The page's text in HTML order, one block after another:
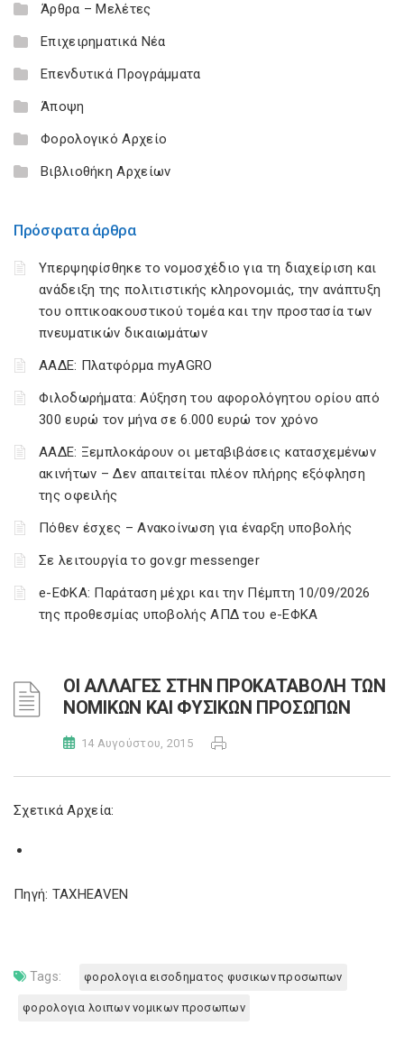
Άρθρα – Μελέτες
Επιχειρηματικά Νέα
Επενδυτικά Προγράμματα
Άποψη
Φορολογικό Αρχείο
Βιβλιοθήκη Αρχείων
Πρόσφατα άρθρα
Υπερψηφίσθηκε το νομοσχέδιο για τη διαχείριση και
ανάδειξη της πολιτιστικής κληρονομιάς, την ανάπτυξη
του οπτικοακουστικού τομέα και την προστασία των
πνευματικών δικαιωμάτων
ΑΑΔΕ: Πλατφόρμα myAGRO
Φιλοδωρήματα: Αύξηση του αφορολόγητου ορίου από
300 ευρώ τον μήνα σε 6.000 ευρώ τον χρόνο
ΑΑΔΕ: Ξεμπλοκάρουν οι μεταβιβάσεις κατασχεμένων
ακινήτων – Δεν απαιτείται πλέον πλήρης εξόφληση
της οφειλής
Πόθεν έσχες – Ανακοίνωση για έναρξη υποβολής
Σε λειτουργία το gov.gr messenger
e-ΕΦΚΑ: Παράταση μέχρι και την Πέμπτη 10/09/2026
της προθεσμίας υποβολής ΑΠΔ του e-ΕΦΚΑ
ΟΙ ΑΛΛΑΓΕΣ ΣΤΗΝ ΠΡΟΚΑΤΑΒΟΛΗ ΤΩΝ
ΝΟΜΙΚΩΝ ΚΑΙ ΦΥΣΙΚΩΝ ΠΡΟΣΩΠΩΝ
14 Αυγούστου, 2015
Σχετικά Αρχεία:
Πηγή: TAXHEAVEN
Tags: φορολογια εισοδηματος φυσικων προσωπων
φορολογια λοιπων νομικων προσωπων